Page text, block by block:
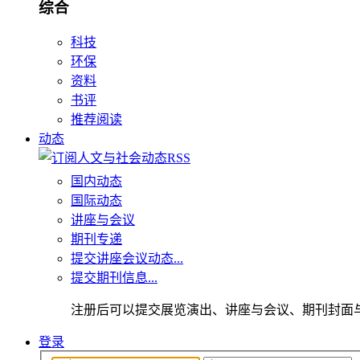
综合
科技
环保
资料
书评
推荐阅读
动态
国内动态
国际动态
讲座与会议
期刊专递
提交讲座会议动态...
提交期刊信息...
注册后可以提交展览演出、讲座与会议、期刊封
登录